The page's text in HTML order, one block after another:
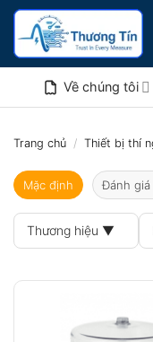
Bỏ
nội
Về chúng tôi
Trang chủ / Thiết bị thí
Mặc định Đánh giá
Thương hiệu ▼